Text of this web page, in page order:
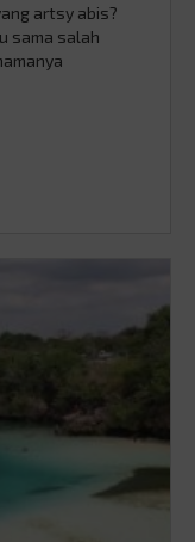
artsy abis?
sama salah